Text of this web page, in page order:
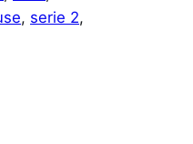
, serie 2